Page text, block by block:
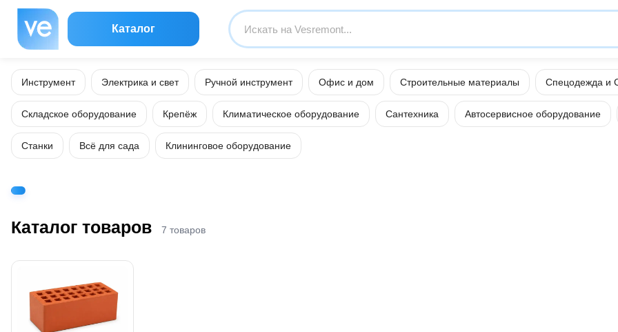
Каталог
Инструмент Электрика и свет Ручной инструмент Офис и дом Строительные материалы Спецодежда и
Складское оборудование Крепёж Климатическое оборудование Сантехника Автосервисное оборудование
Станки Всё для сада Клининговое оборудование
Каталог товаров 7 товаров